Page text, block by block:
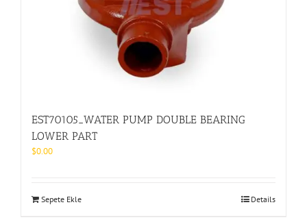
EST70105_WATER PUMP DOUBLE BEARING
LOWER PART
$0.00
Sepete Ekle Details